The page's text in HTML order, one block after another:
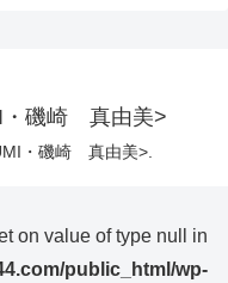
・磯崎 真由美>
・磯崎 真由美>.
on value of type null in
public_html/wp-